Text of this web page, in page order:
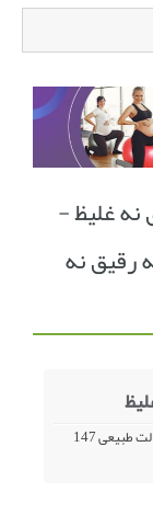
اوما
غلیظ -
نه
کالری سس سفید خانگی، نه رقیق نه غلیظ در حالت حالت طبیعی 147